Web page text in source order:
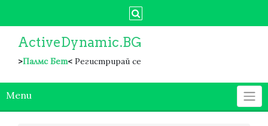
ActiveDynamic.BG
>Палмс Бет< Регистрирай се
Menu